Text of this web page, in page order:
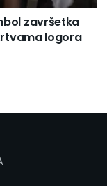
završetka
logora